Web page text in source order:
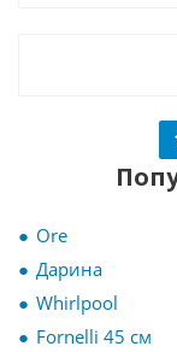
Ore
Дарина
Whirlpool
Fornelli 45 см